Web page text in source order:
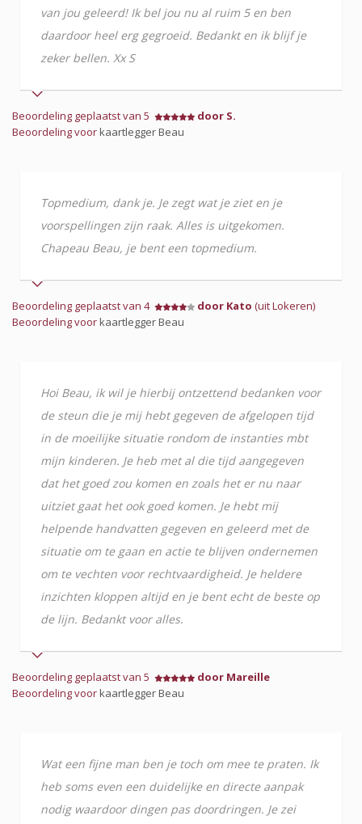
van jou geleerd! Ik bel jou nu al ruim 5 en ben
daardoor heel erg gegroeid. Bedankt en ik blijf je
zeker bellen. Xx S
Beoordeling geplaatst van 5
door S.
Beoordeling voorkaartlegger Beau
Topmedium, dank je. Je zegt wat je ziet en je
voorspellingen zijn raak. Alles is uitgekomen.
Chapeau Beau, je bent een topmedium.
Beoordeling geplaatst van 4 door Kato (uit Lokeren)
Beoordeling voorkaartlegger Beau
Hoi Beau, ik wil je hierbij ontzettend bedanken voor
de steun die je mij hebt gegeven de afgelopen tijd
in de moeilijke situatie rondom de instanties mbt
mijn kinderen. Je heb met al die tijd aangegeven
dat het goed zou komen en zoals het er nu naar
uitziet gaat het ook goed komen. Je hebt mij
helpende handvatten gegeven en geleerd met de
situatie om te gaan en actie te blijven ondernemen
om te vechten voor rechtvaardigheid. Je heldere
inzichten kloppen altijd en je bent echt de beste op
de lijn. Bedankt voor alles.
Beoordeling geplaatst van 5
door Mareille
Beoordeling voorkaartlegger Beau
Wat een fijne man ben je toch om mee te praten. Ik
heb soms even een duidelijke en directe aanpak
nodig waardoor dingen pas doordringen. Je zei